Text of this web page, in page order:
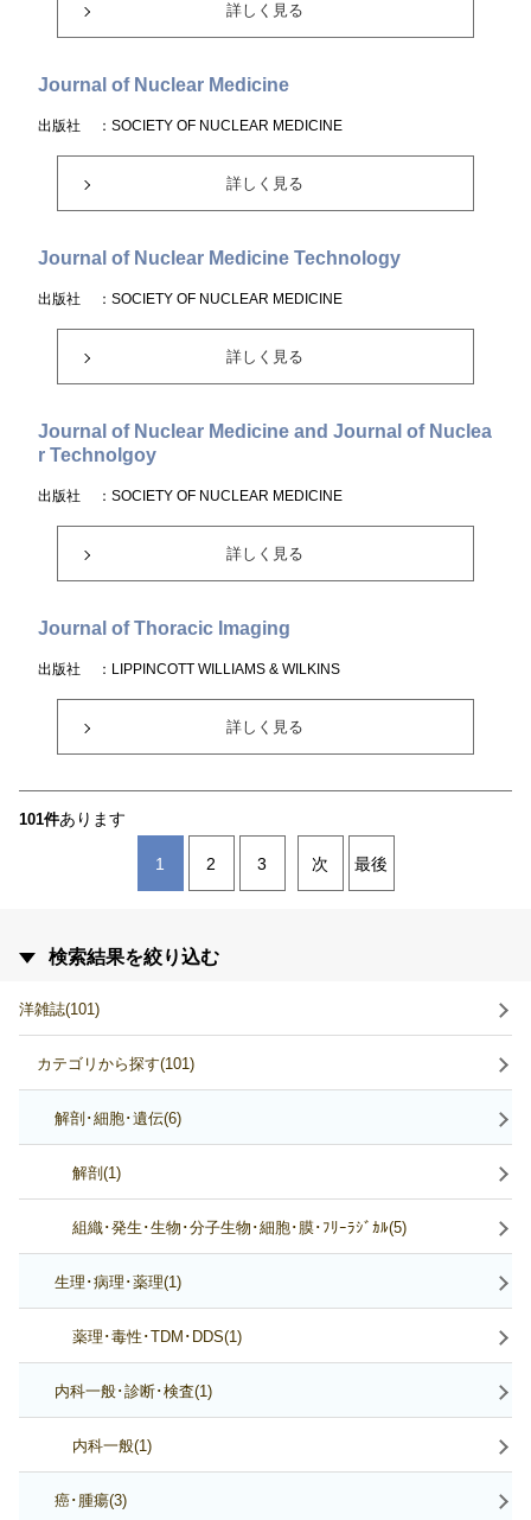
詳しく見る
Journal of Nuclear Medicine
出版社 ：SOCIETY OF NUCLEAR MEDICINE
詳しく見る
Journal of Nuclear Medicine Technology
出版社 ：SOCIETY OF NUCLEAR MEDICINE
詳しく見る
Journal of Nuclear Medicine and Journal of Nuclea
r Technolgoy
出版社 ：SOCIETY OF NUCLEAR MEDICINE
詳しく見る
Journal of Thoracic Imaging
出版社 ：LIPPINCOTT WILLIAMS & WILKINS
詳しく見る
101件あります
1 2 3 次 最後
検索結果を絞り込む
洋雑誌(101)
カテゴリから探す(101)
解剖･細胞･遺伝(6)
解剖(1)
組織･発生･生物･分子生物･細胞･膜･ﾌﾘｰﾗｼﾞｶﾙ(5)
生理･病理･薬理(1)
薬理･毒性･TDM･DDS(1)
内科一般･診断･検査(1)
内科一般(1)
癌･腫瘍(3)